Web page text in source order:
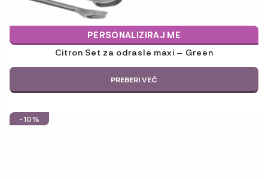
PERSONALIZIRAJ ME
Citron Set za odrasle maxi – Green
PREBERI VEČ
-10%